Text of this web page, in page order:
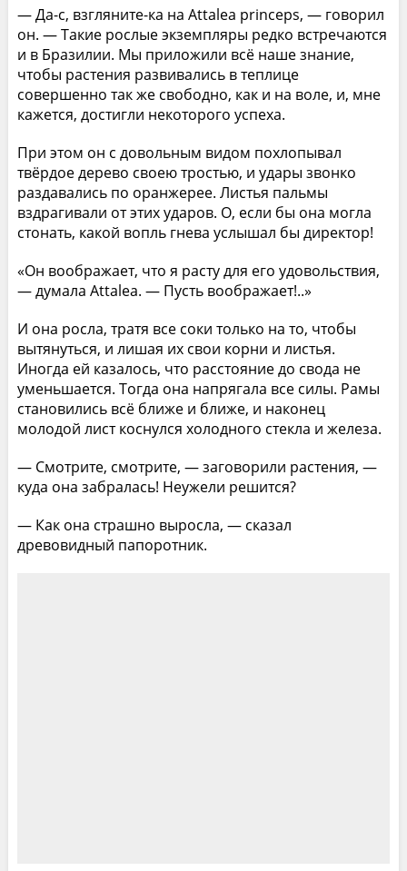
— Да-с, взгляните-ка на Attalea princeps, — говорил
он. — Такие рослые экземпляры редко встречаются
и в Бразилии. Мы приложили всё наше знание,
чтобы растения развивались в теплице
совершенно так же свободно, как и на воле, и, мне
кажется, достигли некоторого успеха.
При этом он с довольным видом похлопывал
твёрдое дерево своею тростью, и удары звонко
раздавались по оранжерее. Листья пальмы
вздрагивали от этих ударов. О, если бы она могла
стонать, какой вопль гнева услышал бы директор!
«Он воображает, что я расту для его удовольствия,
— думала Attalea. — Пусть воображает!..»
И она росла, тратя все соки только на то, чтобы
вытянуться, и лишая их свои корни и листья.
Иногда ей казалось, что расстояние до свода не
уменьшается. Тогда она напрягала все силы. Рамы
становились всё ближе и ближе, и наконец
молодой лист коснулся холодного стекла и железа.
— Смотрите, смотрите, — заговорили растения, —
куда она забралась! Неужели решится?
— Как она страшно выросла, — сказал
древовидный папоротник.